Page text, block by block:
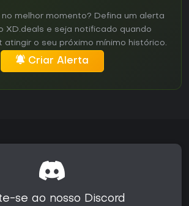
melhor momento? Defina um alerta
XD.deals e seja notificado quando
atingir o seu próximo mínimo histórico.
Criar Alerta
se ao nosso Discord